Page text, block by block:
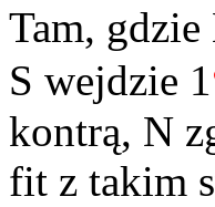
Tam,
S wejdzie 1
kontrą, N
fit z takim